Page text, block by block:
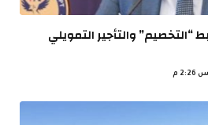
“التخصيم” والتأجير التمويلي